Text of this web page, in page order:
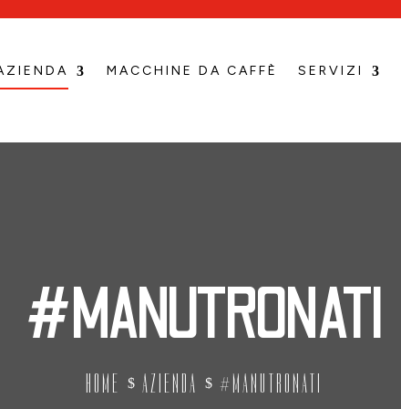
MACCHINE DA CAFFÈ SERVIZI
#MANUTRONATI
HOME $ AZIENDA $ #MANUTRONATI